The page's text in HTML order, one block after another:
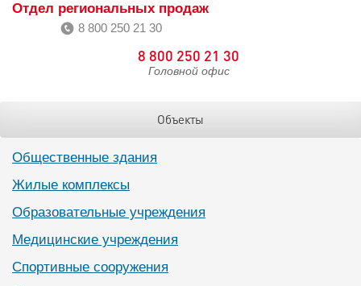
Отдел региональных продаж
8 800 250 21 30
8 800 250 21 30
Головной офис
Объекты
Общественные здания
Жилые комплексы
Образовательные учреждения
Медицинские учреждения
Спортивные сооружения